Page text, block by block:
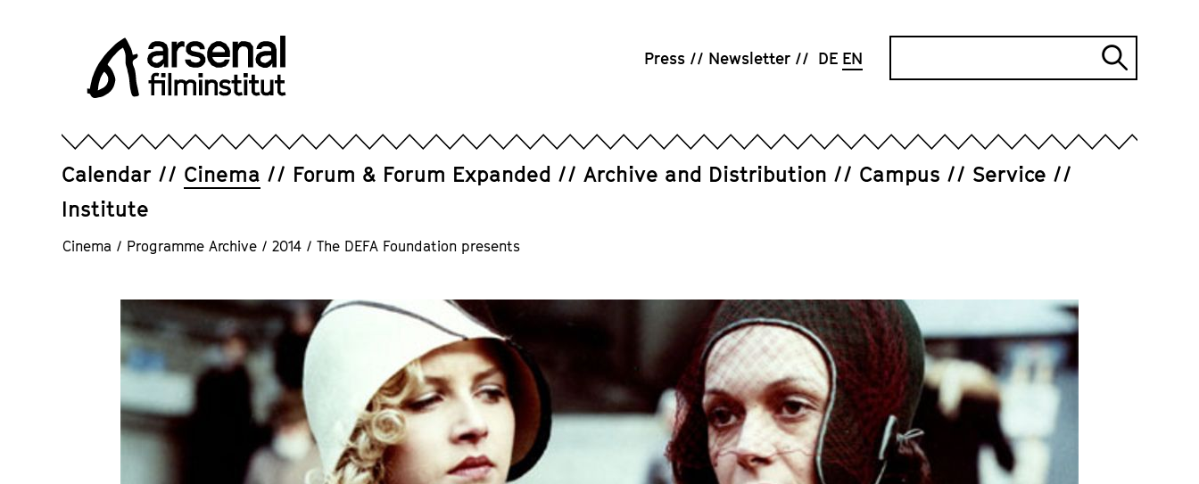
contentsFilminstitut
Press Newsletter DE EN
Calendar Cinema Forum & Forum Expanded Archive and Distribution Campus
Service
Institute
Cinema / Programme Archive / 2014 / The DEFA Foundation presents